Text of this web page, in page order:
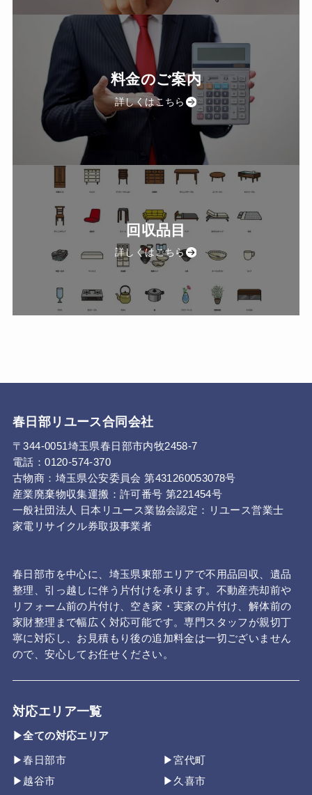
料金のご案内
詳しくはこちら
回収品目
詳しくはこちら
春日部リユース合同会社
〒344-0051埼玉県春日部市内牧2458-7
電話：0120-574-370
古物商：埼玉県公安委員会 第431260053078号
産業廃棄物収集運搬：許可番号 第221454号
一般社団法人 日本リユース業協会認定：リユース営業士
家電リサイクル券取扱事業者
春日部市を中心に、埼玉県東部エリアで不用品回収、遺品
整理、引っ越しに伴う片付けを承ります。不動産売却前や
リフォーム前の片付け、空き家・実家の片付け、解体前の
家財整理まで幅広く対応可能です。専門スタッフが親切丁
寧に対応し、お見積もり後の追加料金は一切ございません
ので、安心してお任せください。
対応エリア一覧
▶全ての対応エリア
▶春日部市
▶越谷市
▶宮代町
▶久喜市